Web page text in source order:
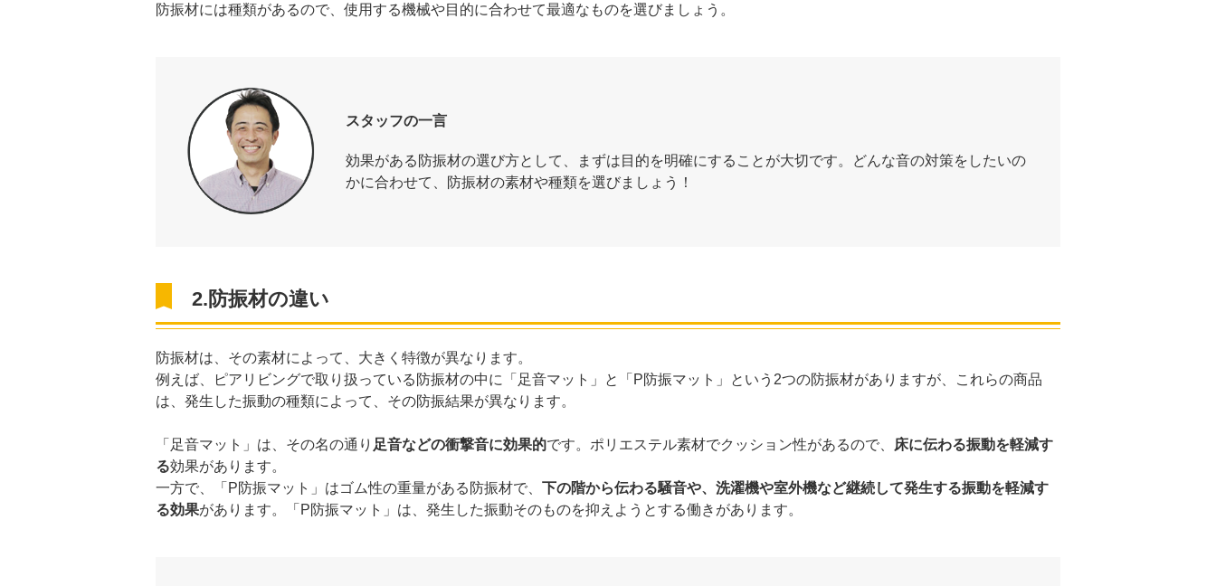
防振材には種類があるので、使用する機械や目的に合わせて最適なものを選びましょう。
スタッフの一言
効果がある防振材の選び方として、まずは目的を明確にすることが大切です。どんな音の対策をしたいの
かに合わせて、防振材の素材や種類を選びましょう！
2.防振材の違い
防振材は、その素材によって、大きく特徴が異なります。
例えば、ピアリビングで取り扱っている防振材の中に「足音マット」と「P防振マット」という2つの防振材がありますが、これらの商品
は、発生した振動の種類によって、その防振結果が異なります。
「足音マット」は、その名の通り 足音などの衝撃音に効果的です。ポリエステル素材でクッション性があるので、 床に伝わる振動を軽減す
る効果があります。
一方で、「P防振マット」はゴム性の重量がある防振材で、
下の階から伝わる騒音や、洗濯機や室外機など継続して発生する振動を軽減す
る効果があります。「P防振マット」は、発生した振動そのものを抑えようとする働きがあります。